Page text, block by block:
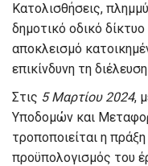
Κατολισθήσεις,
δημοτικό οδικό
αποκλεισμό
επικίνδυνη τη
Στις 5 Μαρτίου 2024,
Υποδομών και
τροποποιείται η
προϋπολογισμός του